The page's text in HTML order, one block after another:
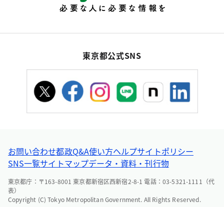
東京都公式SNS
お問い合わせ都政Q&A使い方ヘルプサイトポリシー
SNS一覧サイトマップデータ・資料・刊行物
東京都庁：〒163-8001 東京都新宿区西新宿2-8-1 電話：03-5321-1111（代
表）
Copyright (C) Tokyo Metropolitan Government. All Rights Reserved.